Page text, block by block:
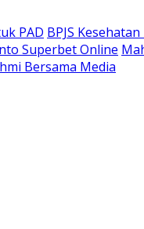
PAD BPJS
Superbet Online
Bersama Media